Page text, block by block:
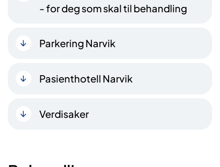
- for deg som skal til behandling
Parkering Narvik
Pasienthotell Narvik
Verdisaker